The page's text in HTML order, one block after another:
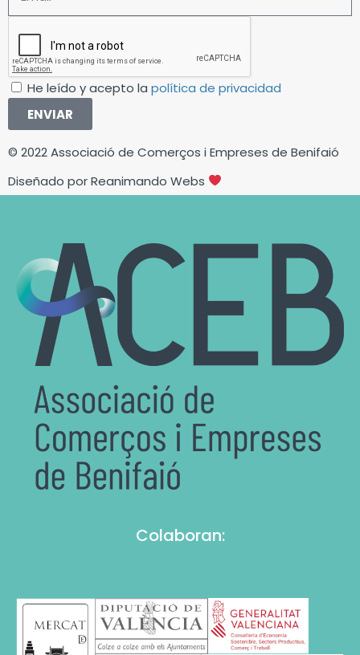
He leído y acepto la política de privacidad
ENVIAR
© 2022 Associació de Comerços i Empreses de Benifaió
Diseñado porReanimando Webs
Colaboran: